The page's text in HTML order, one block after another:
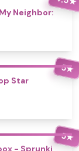
Neighbor:
5★
Star
5★
- Sprunki